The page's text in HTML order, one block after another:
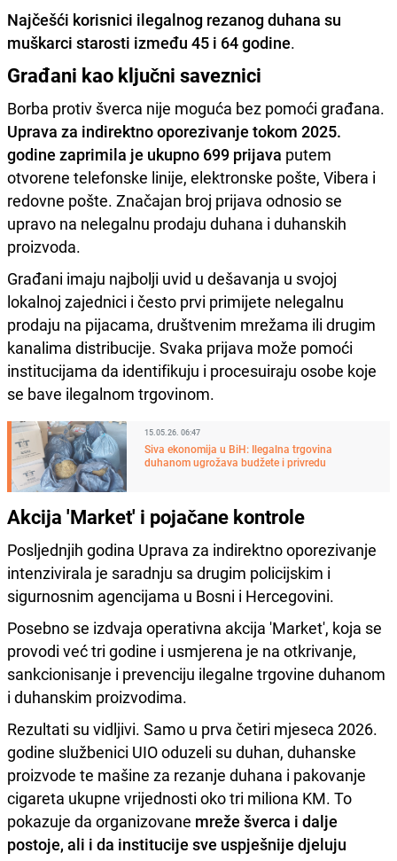
Najčešći korisnici ilegalnog rezanog duhana su
muškarci starosti između 45 i 64 godine.
Građani kao ključni saveznici
Borba protiv šverca nije moguća bez pomoći građana.
Uprava za indirektno oporezivanje tokom 2025.
godine zaprimila je ukupno 699 prijava putem
otvorene telefonske linije, elektronske pošte, Vibera i
redovne pošte. Značajan broj prijava odnosio se
upravo na nelegalnu prodaju duhana i duhanskih
proizvoda.
Građani imaju najbolji uvid u dešavanja u svojoj
lokalnoj zajednici i često prvi primijete nelegalnu
prodaju na pijacama, društvenim mrežama ili drugim
kanalima distribucije. Svaka prijava može pomoći
institucijama da identifikuju i procesuiraju osobe koje
se bave ilegalnom trgovinom.
15.05.26. 06:47
Siva ekonomija u BiH: Ilegalna trgovina
duhanom ugrožava budžete i privredu
Akcija 'Market' i pojačane kontrole
Posljednjih godina Uprava za indirektno oporezivanje
intenzivirala je saradnju sa drugim policijskim i
sigurnosnim agencijama u Bosni i Hercegovini.
Posebno se izdvaja operativna akcija 'Market', koja se
provodi već tri godine i usmjerena je na otkrivanje,
sankcionisanje i prevenciju ilegalne trgovine duhanom
i duhanskim proizvodima.
Rezultati su vidljivi. Samo u prva četiri mjeseca 2026.
godine službenici UIO oduzeli su duhan, duhanske
proizvode te mašine za rezanje duhana i pakovanje
cigareta ukupne vrijednosti oko tri miliona KM. To
pokazuje da organizovane mreže šverca i dalje
postoje, ali i da institucije sve uspješnije djeluju